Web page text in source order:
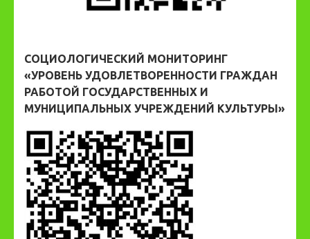
СОЦИОЛОГИЧЕСКИЙ МОНИТОРИНГ
«УРОВЕНЬ УДОВЛЕТВОРЕННОСТИ ГРАЖДАН
РАБОТОЙ ГОСУДАРСТВЕННЫХ И
МУНИЦИПАЛЬНЫХ УЧРЕЖДЕНИЙ КУЛЬТУРЫ»